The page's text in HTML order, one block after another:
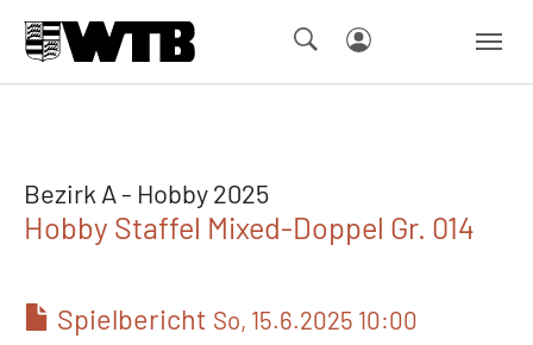
Bezirk A - Hobby 2025
Hobby Staffel Mixed-Doppel Gr. 014
Spielbericht So, 15.6.2025 10:00